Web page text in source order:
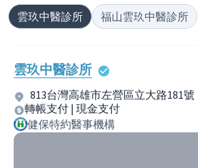
雲玖中醫診所 福山雲玖中醫診所
雲玖中醫診所
813台灣高雄市左營區立大路181號
轉帳支付 | 現金支付
健保特約醫事機構